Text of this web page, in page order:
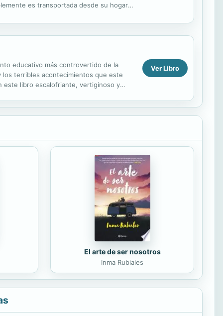
es transportada desde su hogar
educativo más controvertido de la
los terribles acontecimientos que este
este libro escalofriante, vertiginoso y
Ver Libro
El arte de ser nosotros
Inma Rubiales